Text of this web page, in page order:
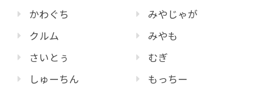
かわぐち
クルム
さいとぅ
しゅーちん
みやじゃが
みやも
むぎ
もっちー